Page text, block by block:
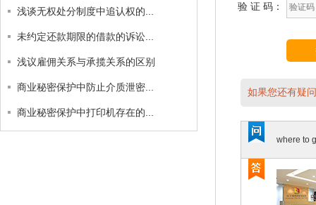
浅谈无权处分制度中追认权的...
未约定还款期限的借款的诉讼...
浅议雇佣关系与承揽关系的区别
商业秘密保护中防止介质泄密...
商业秘密保护中打印机存在的...
验 证 码：
如果您还有疑
where to